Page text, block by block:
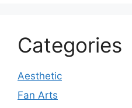
Categories
Aesthetic
Fan Arts